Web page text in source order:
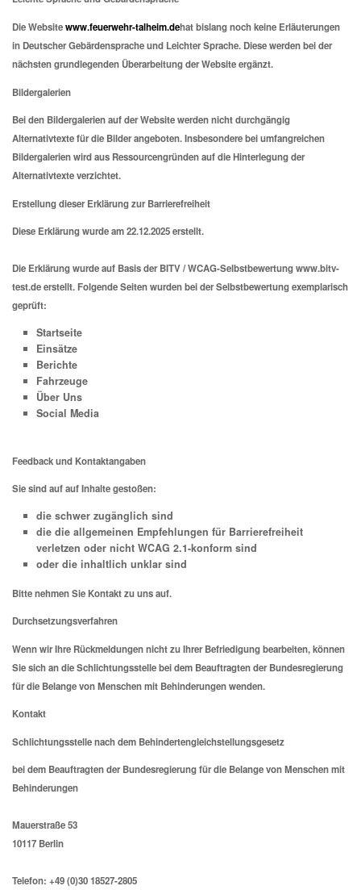
Die Websitewww.feuerwehr-talheim.dehat bislang noch keine Erläuterungen
in Deutscher Gebärdensprache und Leichter Sprache. Diese werden bei der
nächsten grundlegenden Überarbeitung der Website ergänzt.
Bildergalerien
Bei den Bildergalerien auf der Website werden nicht durchgängig
Alternativtexte für die Bilder angeboten. Insbesondere bei umfangreichen
Bildergalerien wird aus Ressourcengründen auf die Hinterlegung der
Alternativtexte verzichtet.
Erstellung dieser Erklärung zur Barrierefreiheit
Diese Erklärung wurde am 22.12.2025 erstellt.
Die Erklärung wurde auf Basis der BITV / WCAG-Selbstbewertung www.bitv-
test.de erstellt. Folgende Seiten wurden bei der Selbstbewertung exemplarisch
geprüft:
Startseite
Einsätze
Berichte
Fahrzeuge
Über Uns
Social Media
Feedback und Kontaktangaben
Sie sind auf auf Inhalte gestoßen:
die schwer zugänglich sind
die die allgemeinen Empfehlungen für Barrierefreiheit
verletzen oder nicht WCAG 2.1-konform sind
oder die inhaltlich unklar sind
Bitte nehmen Sie Kontakt zu uns auf.
Durchsetzungsverfahren
Wenn wir Ihre Rückmeldungen nicht zu Ihrer Befriedigung bearbeiten, können
Sie sich an die Schlichtungsstelle bei dem Beauftragten der Bundesregierung
für die Belange von Menschen mit Behinderungen wenden.
Kontakt
Schlichtungsstelle nach dem Behindertengleichstellungsgesetz
bei dem Beauftragten der Bundesregierung für die Belange von Menschen mit
Behinderungen
Mauerstraße 53
10117 Berlin
Telefon: +49 (0)30 18527-2805